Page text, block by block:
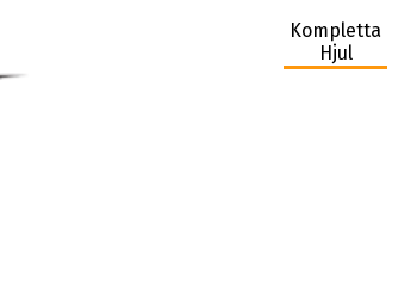
Kompletta
Hjul